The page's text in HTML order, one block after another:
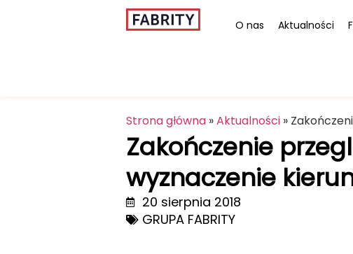
O nas Aktualności
Strona główna »Aktualności »
Zakończenie
wyznaczenie
20 sierpnia 2018
GRUPA FABRITY